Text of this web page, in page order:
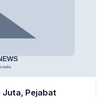
Juta, Pejabat